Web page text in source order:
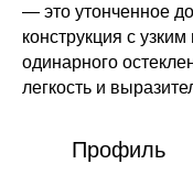
— это утонченное
конструкция с
одинарного
легкость и
Профиль